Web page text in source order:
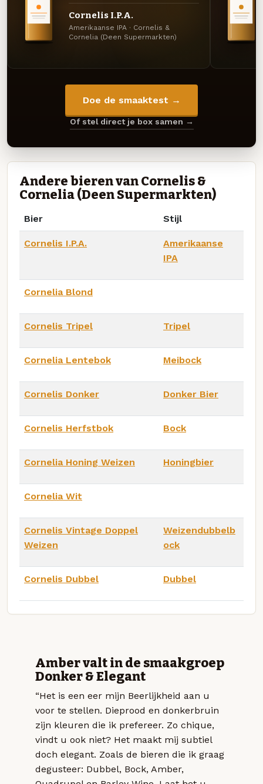
Cornelis I.P.A.
Amerikaanse IPA · Cornelis &
Cornelia (Deen Supermarkten)
Doe de smaaktest →
Of stel direct je box samen →
Andere bieren van Cornelis &
Cornelia (Deen Supermarkten)
Bier Stijl
Cornelis I.P.A.
Amerikaanse
IPA
Cornelia Blond
Cornelis Tripel Tripel
Cornelia Lentebok Meibock
Cornelis Donker Donker Bier
Cornelis Herfstbok Bock
Cornelia Honing Weizen Honingbier
Cornelia Wit
Cornelis Vintage Doppel
Weizen
Weizendubbelb
ock
Cornelis Dubbel Dubbel
Amber valt in de smaakgroep
Donker & Elegant
“Het is een eer mijn Beerlijkheid aan u
voor te stellen. Dieprood en donkerbruin
zijn kleuren die ik prefereer. Zo chique,
vindt u ook niet? Het maakt mij subtiel
doch elegant. Zoals de bieren die ik graag
degusteer: Dubbel, Bock, Amber,